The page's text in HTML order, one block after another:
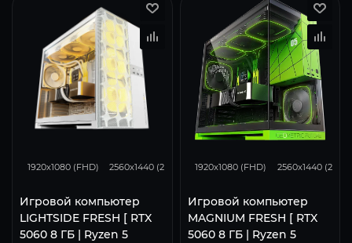
1920x1080 (FHD) 2560x1440 (2K) 3840x2160 (4K)
Игровой компьютер
LIGHTSIDE FRESH [ RTX
5060 8 ГБ | Ryzen 5
1920x1080 (FHD) 2560x1440 (2K)
Игровой компьютер
MAGNIUM FRESH [ RTX
5060 8 ГБ | Ryzen 5